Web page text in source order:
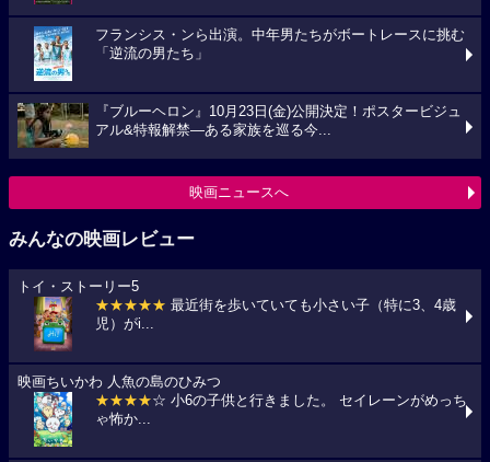
フランシス・ンら出演。中年男たちがボートレースに挑む
「逆流の男たち」
『ブルーヘロン』10月23日(金)公開決定！ポスタービジュ
アル&特報解禁―ある家族を巡る今...
映画ニュースへ
みんなの映画レビュー
トイ・ストーリー5
★★★★★ 最近街を歩いていても小さい子（特に3、4歳
児）がi...
映画ちいかわ 人魚の島のひみつ
★★★★☆ 小6の子供と行きました。 セイレーンがめっち
ゃ怖か...